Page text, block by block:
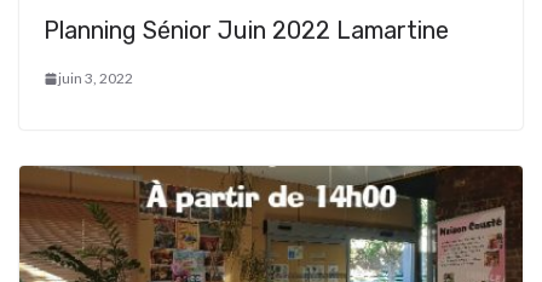
Planning Sénior Juin 2022 Lamartine
juin 3, 2022